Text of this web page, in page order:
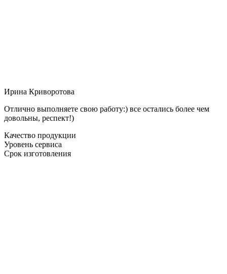
Ирина Криворотова
Отлично выполняете свою работу:) все остались более чем
довольны, респект!)
Качество продукции
Уровень сервиса
Срок изготовления